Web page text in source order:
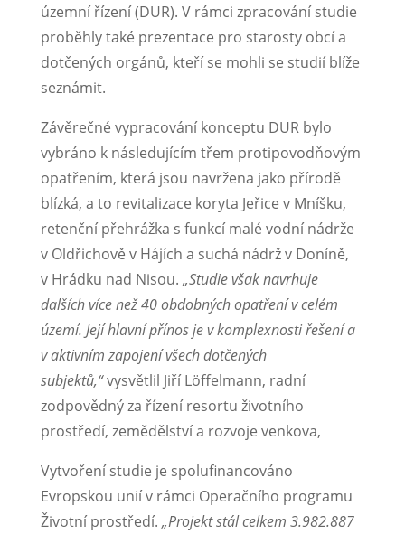
územní řízení (DUR). V rámci zpracování studie
proběhly také prezentace pro starosty obcí a
dotčených orgánů, kteří se mohli se studií blíže
seznámit.
Závěrečné vypracování konceptu DUR bylo
vybráno k následujícím třem protipovodňovým
opatřením, která jsou navržena jako přírodě
blízká, a to revitalizace koryta Jeřice v Mníšku,
retenční přehrážka s funkcí malé vodní nádrže
v Oldřichově v Hájích a suchá nádrž v Doníně,
v Hrádku nad Nisou. „Studie však navrhuje
dalších více než 40 obdobných opatření v celém
území. Její hlavní přínos je v komplexnosti řešení a
v aktivním zapojení všech dotčených
subjektů,“vysvětlil Jiří Löffelmann, radní
zodpovědný za řízení resortu životního
prostředí, zemědělství a rozvoje venkova,
Vytvoření studie je spolufinancováno
Evropskou unií v rámci Operačního programu
Životní prostředí. „Projekt stál celkem 3.982.887